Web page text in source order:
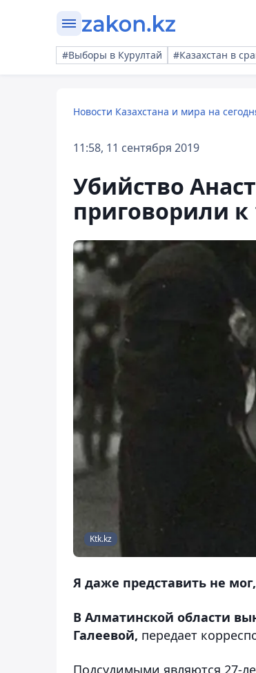
#Выборы в Курултай #Казахстан в
Новости Казахстана и мира на
11:58, 11 сентября 2019
Убийство
приговорили к
Ktk.kz
Я даже представить не
В Алматинской области
Галеевой, передает
Подсудимыми являются 27-